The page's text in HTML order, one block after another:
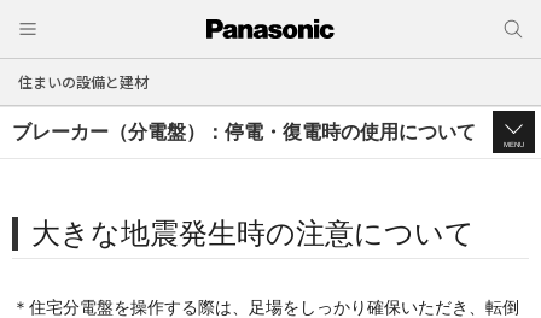
住まいの設備と建材
ブレーカー（分電盤）：停電・復電時の使用について
MENU
大きな地震発生時の注意について
＊住宅分電盤を操作する際は、足場をしっかり確保いただき、転倒